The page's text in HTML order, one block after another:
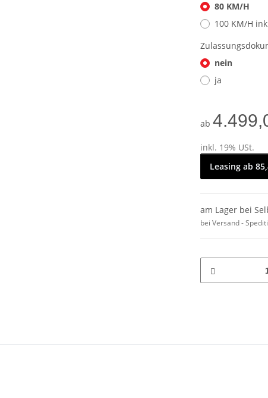
80 KM/H
100 KM/H
nein
ja
ab
inkl. 19% USt.
Leasing ab
am Lager bei
bei Versand -